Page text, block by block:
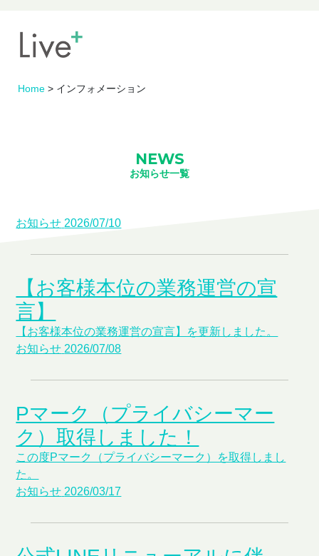
Home > インフォメーション
NEWS
お知らせ一覧
お知らせ 2026/07/10
【お客様本位の業務運営の宣
言】
【お客様本位の業務運営の宣言】を更新しました。
お知らせ 2026/07/08
Pマーク（プライバシーマー
ク）取得しました！
この度Pマーク（プライバシーマーク）を取得しまし
た。
お知らせ 2026/03/17